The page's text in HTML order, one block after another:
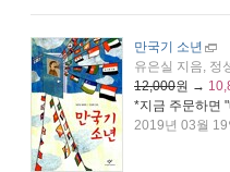
만국기 소년
유은실 지음, 정
12,000원 →
*지금 주문하면 "
2019년 03월